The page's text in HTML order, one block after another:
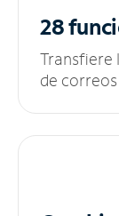
28
Transfiere
de correos